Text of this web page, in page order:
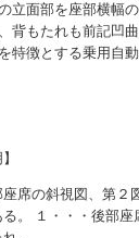
席の斜視図、第２
。 １・・・後部座
立面部を座部横幅
背もたれも前記凹
特徴とする乗用自動